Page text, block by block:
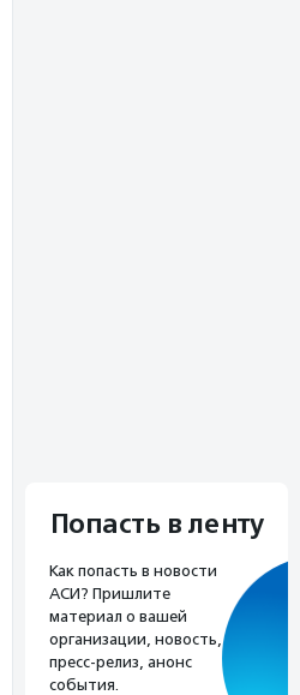
Попасть в ленту
Как попасть в новости
АСИ? Пришлите
материал о вашей
организации, новость,
пресс-релиз, анонс
события.